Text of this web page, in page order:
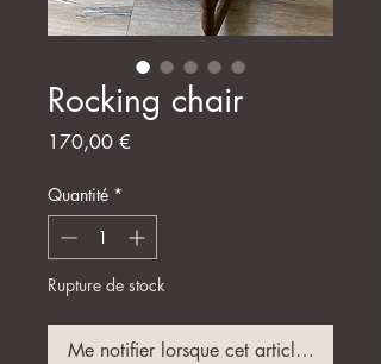
Rocking chair
170,00 €
Quantité *
Rupture de stock
Me notifier lorsque cet article est